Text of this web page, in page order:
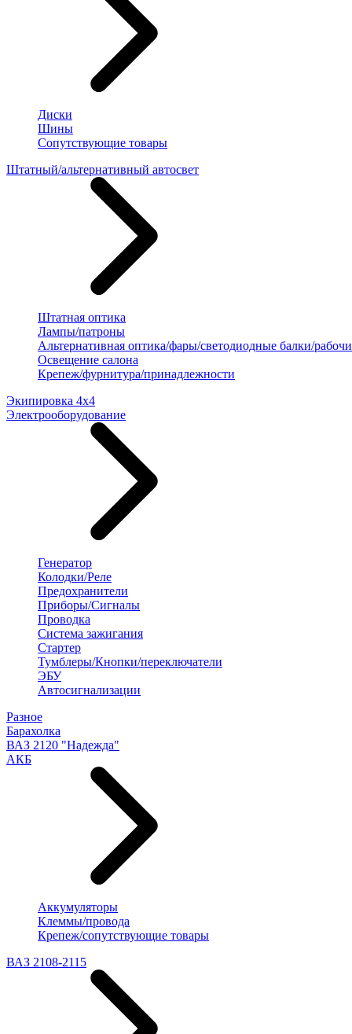
Диски
Шины
Сопутствующие товары
Штатный/альтернативный автосвет
Штатная оптика
Лампы/патроны
Альтернативная оптика/фары/светодиодные балки/
Освещение салона
Крепеж/фурнитура/принадлежности
Экипировка 4х4
Электрооборудование
Генератор
Колодки/Реле
Предохранители
Приборы/Сигналы
Проводка
Система зажигания
Стартер
Тумблеры/Кнопки/переключатели
ЭБУ
Автосигнализации
Разное
Барахолка
ВАЗ 2120 "Надежда"
АКБ
Аккумуляторы
Клеммы/провода
Крепеж/сопутствующие товары
ВАЗ 2108-2115